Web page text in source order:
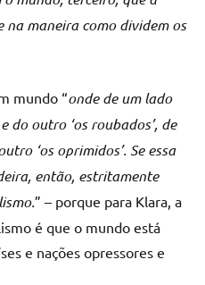
na maneira como dividem os
mundo “onde de um lado
do outro ‘os roubados’, de
‘os oprimidos’. Se essa
então, estritamente
” – porque para Klara, a
é que o mundo está
e nações opressores e